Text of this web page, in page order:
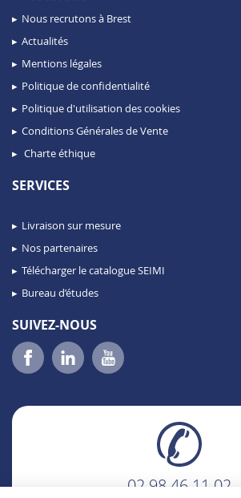
Nous recrutons à Brest
Actualités
Mentions légales
Politique de confidentialité
Politique d'utilisation des cookies
Conditions Générales de Vente
Charte éthique
SERVICES
Livraison sur mesure
Nos partenaires
Télécharger le catalogue SEIMI
Bureau d’études
SUIVEZ-NOUS
02 98 46 11 02